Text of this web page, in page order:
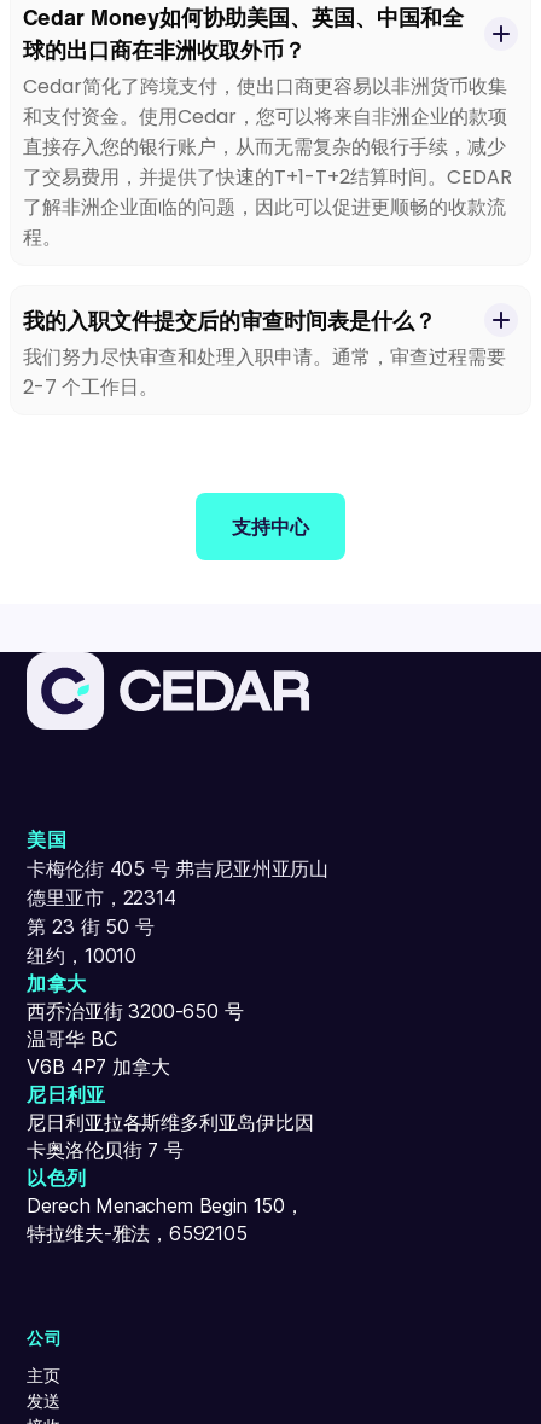
Cedar Money如何协助美国、英国、中国和全
球的出口商在非洲收取外币？
Cedar简化了跨境支付，使出口商更容易以非洲货币收集
和支付资金。使用Cedar，您可以将来自非洲企业的款项
直接存入您的银行账户，从而无需复杂的银行手续，减少
了交易费用，并提供了快速的T+1-T+2结算时间。CEDAR
了解非洲企业面临的问题，因此可以促进更顺畅的收款流
程。
我的入职文件提交后的审查时间表是什么？
我们努力尽快审查和处理入职申请。通常，审查过程需要
2-7 个工作日。
支持中心
美国
卡梅伦街 405 号 弗吉尼亚州亚历山
德里亚市，22314
第 23 街 50 号
纽约，10010
加拿大
西乔治亚街 3200-650 号
温哥华 BC
V6B 4P7 加拿大
尼日利亚
尼日利亚拉各斯维多利亚岛伊比因
卡奥洛伦贝街 7 号
以色列
Derech Menachem Begin 150，
特拉维夫-雅法，6592105
公司
主页
发送